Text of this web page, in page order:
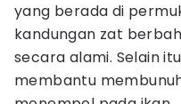
yang berada di
kandungan zat
secara alami. Selain
membantu